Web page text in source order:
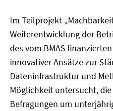
Im Teilprojekt
Weiterentwicklung der
des vom BMAS
innovativer Ansätze zur
Dateninfrastruktur und
Möglichkeit untersucht,
Befragungen um